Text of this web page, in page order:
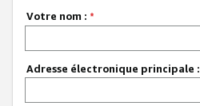
Votre nom : *
Adresse électronique principale :